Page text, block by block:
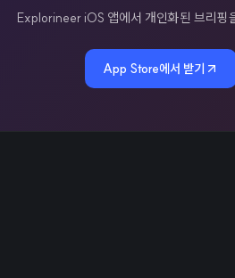
Explorineer iOS 앱에서 개인화된 브리핑
App Store에서 받기